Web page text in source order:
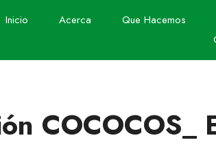
Inicio Acerca Que Hacemos
COCOCOS_